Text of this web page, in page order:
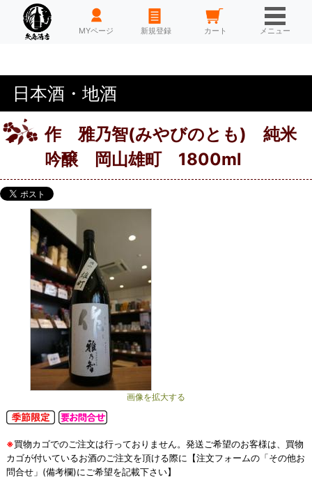
HOME MYページ 新規登録 カート メニュー
日本酒・地酒
作 雅乃智(みやびのとも) 純米
吟醸 岡山雄町 1800ml
画像を拡大する
※買物カゴでのご注文は行っておりません。発送ご希望のお客様は、買物
カゴが付いているお酒のご注文を頂ける際に【注文フォームの「その他お
問合せ」(備考欄)にご希望を記載下さい】